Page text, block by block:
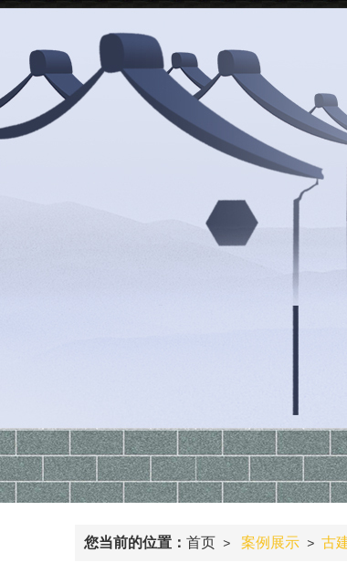
您当前的位置： 首页 > 案例展示 > 古